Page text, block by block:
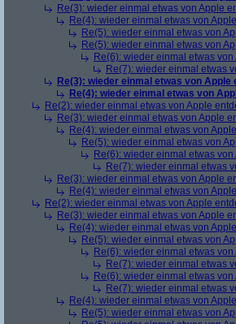
Re(3): wieder einmal etwas von Apple
Re(4): wieder einmal etwas von
Re(5): wieder einmal etwas von
Re(5): wieder einmal etwas von
Re(6): wieder einmal etwas von
Re(7): wieder einmal etwas
Re(3): wieder einmal etwas von Apple
Re(4): wieder einmal etwas von
Re(2): wieder einmal etwas von Apple
Re(3): wieder einmal etwas von Apple
Re(4): wieder einmal etwas von
Re(5): wieder einmal etwas von
Re(6): wieder einmal etwas von
Re(7): wieder einmal etwas
Re(3): wieder einmal etwas von Apple
Re(4): wieder einmal etwas von
Re(2): wieder einmal etwas von Apple
Re(3): wieder einmal etwas von Apple
Re(4): wieder einmal etwas von
Re(5): wieder einmal etwas von
Re(6): wieder einmal etwas von
Re(7): wieder einmal etwas
Re(6): wieder einmal etwas von
Re(7): wieder einmal etwas
Re(4): wieder einmal etwas von
Re(5): wieder einmal etwas von